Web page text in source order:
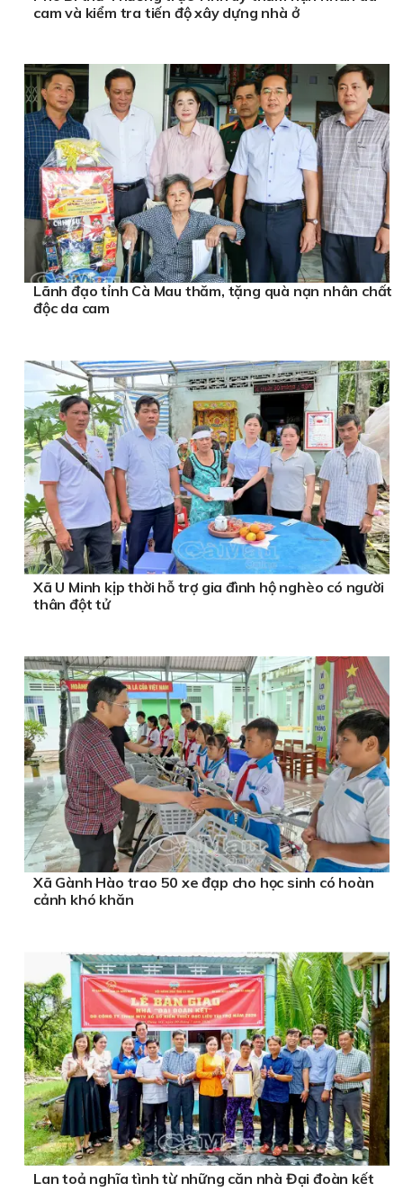
cam và kiểm tra tiến độ xây dựng nhà ở
Lãnh đạo tỉnh Cà Mau thăm, tặng quà nạn nhân chất
độc da cam
Xã U Minh kịp thời hỗ trợ gia đình hộ nghèo có người
thân đột tử
Xã Gành Hào trao 50 xe đạp cho học sinh có hoàn
cảnh khó khăn
Lan toả nghĩa tình từ những căn nhà Đại đoàn kết